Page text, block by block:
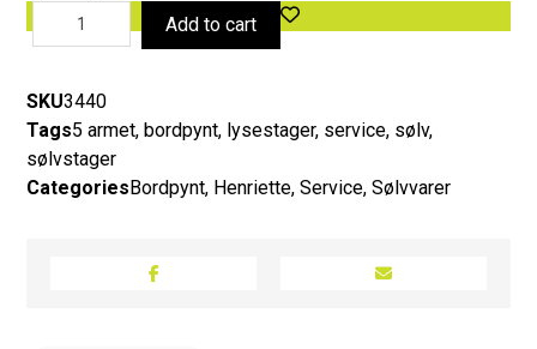
Add to cart
SKU3440
Tags5 armet, bordpynt, lysestager, service, sølv,
sølvstager
Categories Bordpynt, Henriette,Service,Sølvvarer